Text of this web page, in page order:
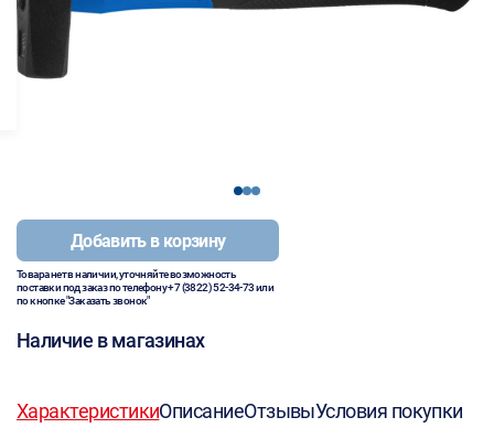
123
Добавить в корзину
Товара нет в наличии, уточняйте возможность
поставки под заказ по телефону+7 (3822) 52-34-73или
по кнопке "Заказать звонок"
Наличие в магазинах
ХарактеристикиОписаниеОтзывыУсловия покупки